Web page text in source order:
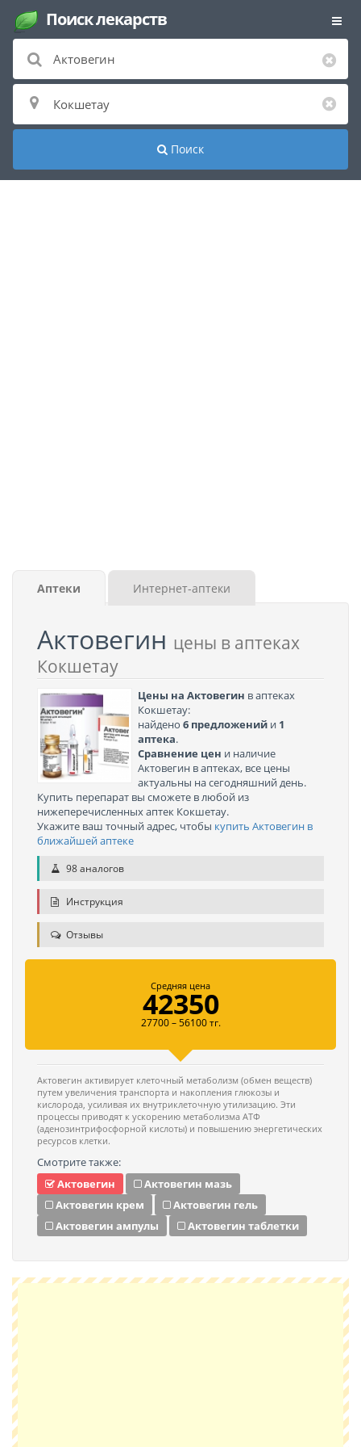
Поиск лекарств
Поиск
Аптеки Интернет-аптеки
Актовегин цены в аптеках
Кокшетау
Цены на Актовегин в аптеках
Кокшетау:
найдено 6 предложений и 1
аптека.
Сравнение цен и наличие
Актовегин в аптеках, все цены
актуальны на сегодняшний день.
Купить перепарат вы сможете в любой из
нижеперечисленных аптек Кокшетау.
Укажите ваш точный адрес, чтобы купить Актовегин в
ближайшей аптеке
98 аналогов
Инструкция
Отзывы
Средняя цена
42350
27700 – 56100 тг.
Актовегин активирует клеточный метаболизм (обмен веществ)
путем увеличения транспорта и накопления глюкозы и
кислорода, усиливая их внутриклеточную утилизацию. Эти
процессы приводят к ускорению метаболизма АТФ
(аденозинтрифосфорной кислоты) и повышению энергетических
ресурсов клетки.
Смотрите также:
Актовегин
Актовегин мазь
Актовегин крем
Актовегин гель
Актовегин ампулы
Актовегин таблетки